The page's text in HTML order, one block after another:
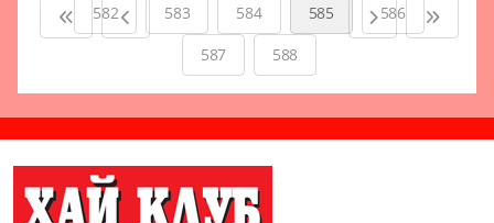
582 583 584 585
586
587
588